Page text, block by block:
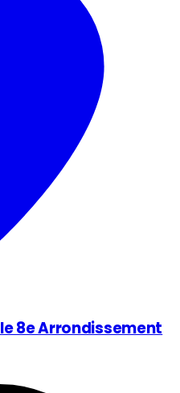
8e Arrondissement